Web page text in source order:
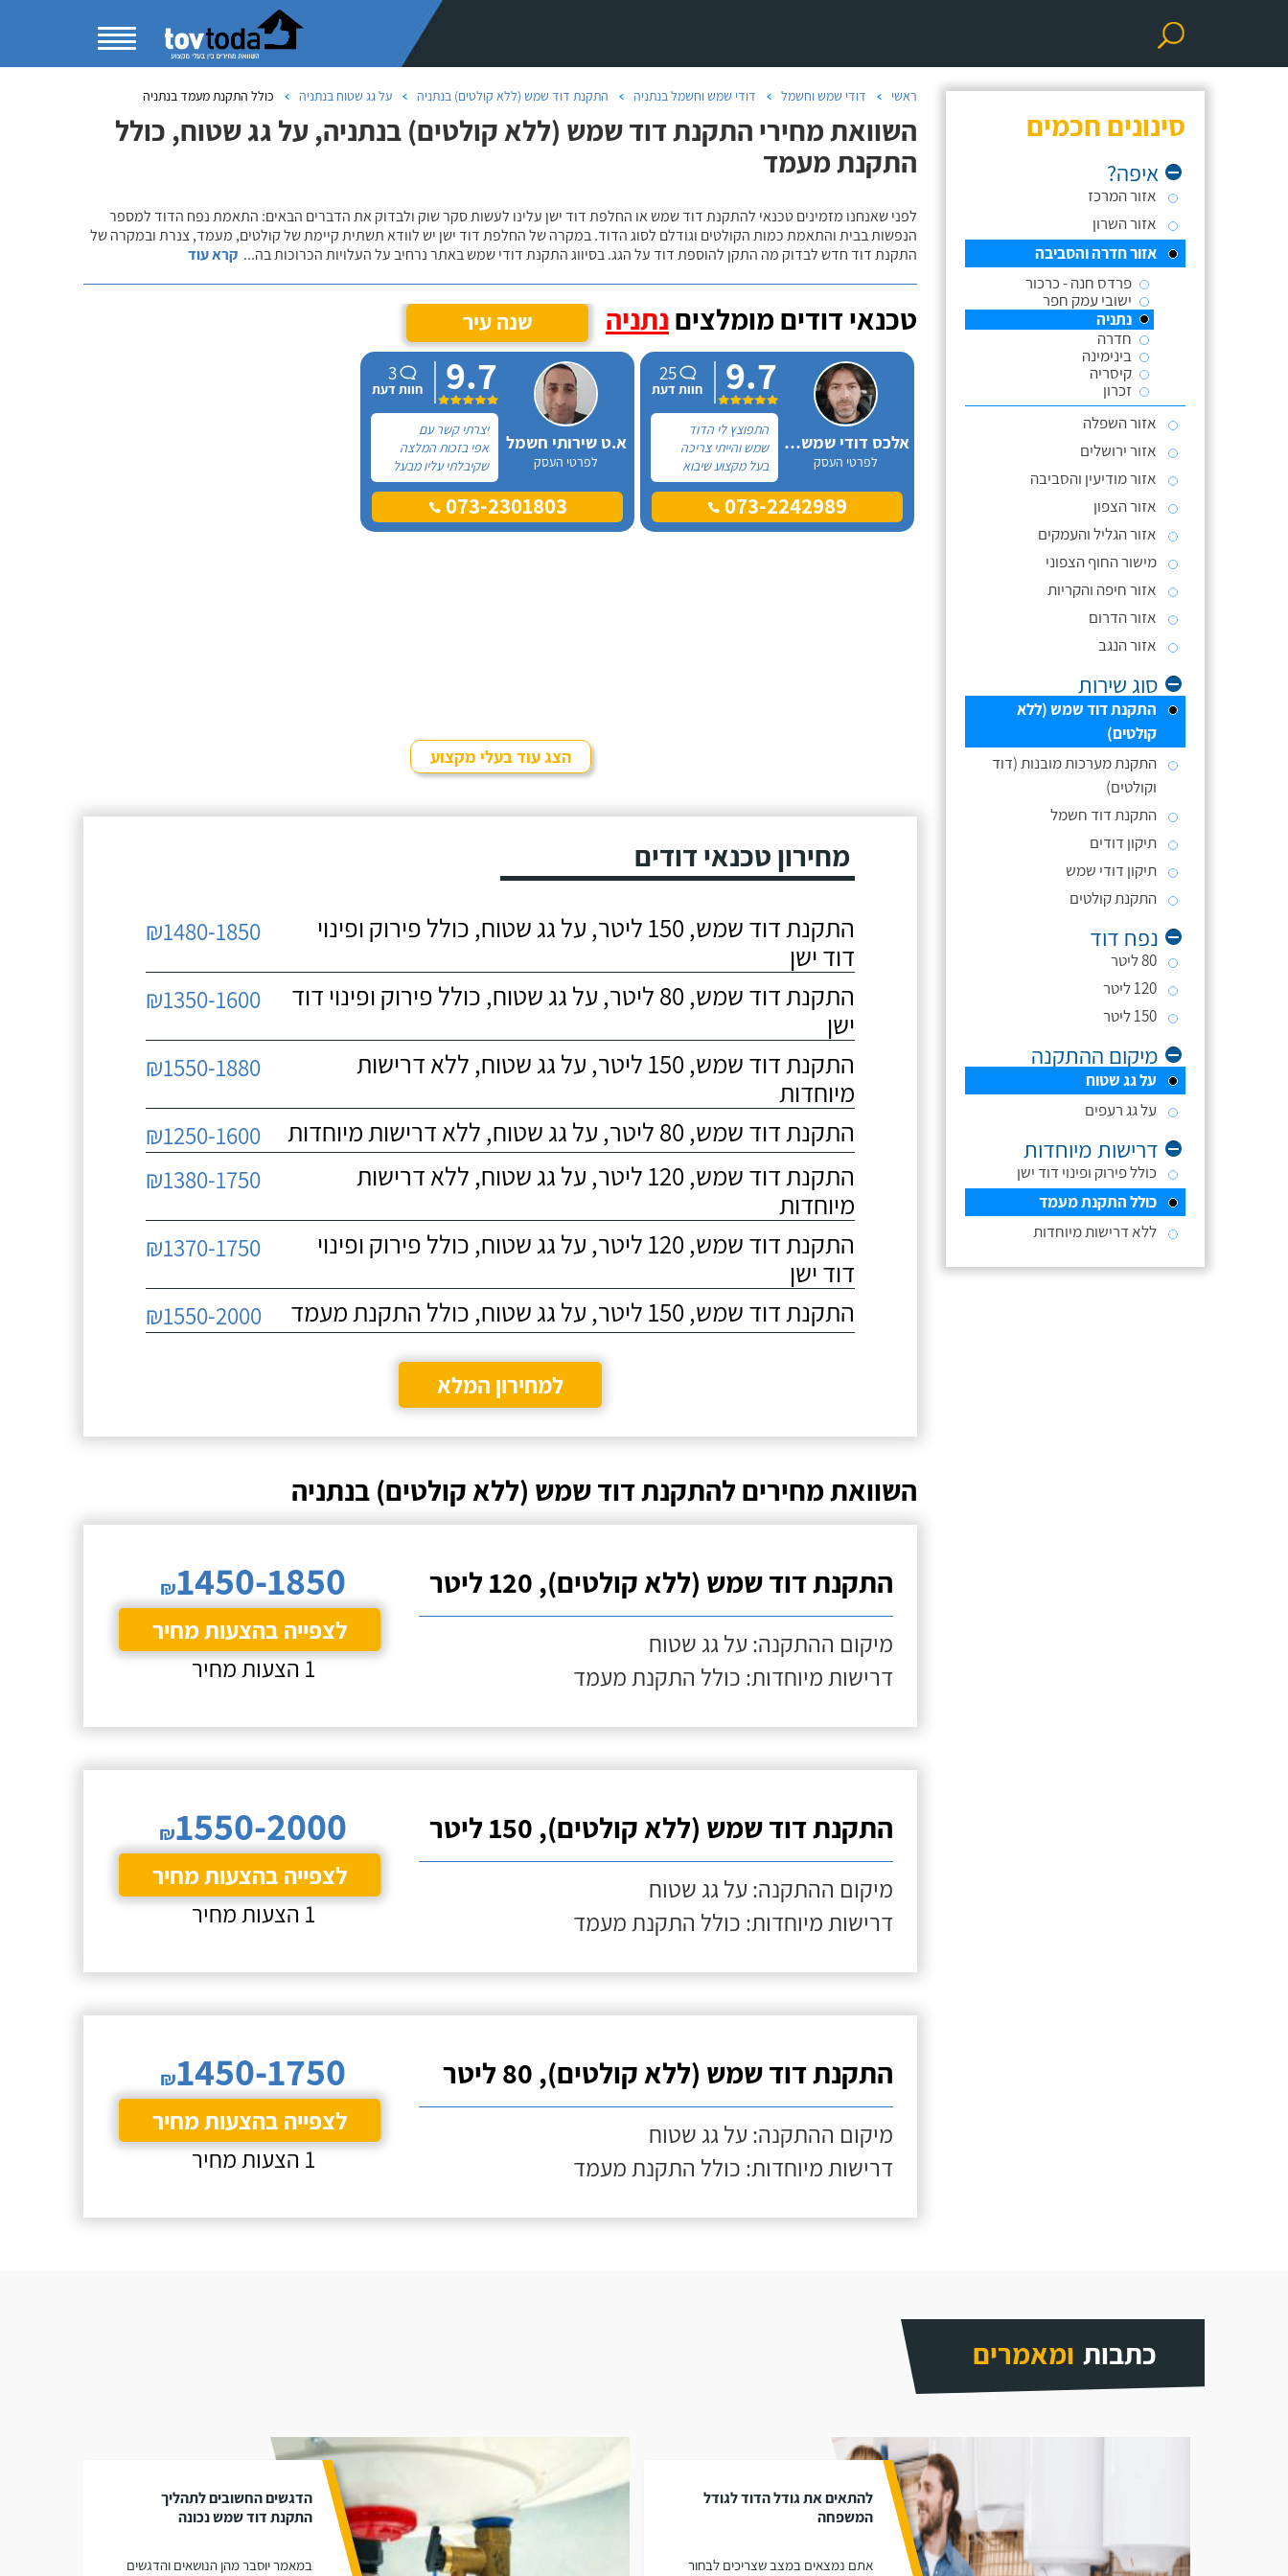
סינונים חכמים
איפה?
אזור המרכז
אזור השרון
אזור חדרה והסביבה
פרדס חנה - כרכור
ישובי עמק חפר
נתניה
חדרה
בינימינה
קיסריה
זכרון
אזור השפלה
אזור ירושלים
אזור מודיעין והסביבה
אזור הצפון
אזור הגליל והעמקים
מישור החוף הצפוני
אזור חיפה והקריות
אזור הדרום
אזור הנגב
סוג שירות
התקנת דוד שמש (ללא
קולטים)
התקנת מערכות מובנות (דוד
וקולטים)
התקנת דוד חשמל
תיקון דודים
תיקון דודי שמש
התקנת קולטים
נפח דוד
80 ליטר
120 ליטר
150 ליטר
מיקום ההתקנה
על גג שטוח
על גג רעפים
דרישות מיוחדות
כולל פירוק ופינוי דוד ישן
כולל התקנת מעמד
ללא דרישות מיוחדות
ראשי דודי שמש וחשמל דודי שמש וחשמל בנתניה התקנת דוד שמש (ללא קולטים) בנתניה על גג שטוח בנתניה כולל התקנת מעמד בנתניה
השוואת מחירי התקנת דוד שמש (ללא קולטים) בנתניה, על גג שטוח, כולל
התקנת מעמד
לפני שאנחנו מזמינים טכנאי להתקנת דוד שמש או החלפת דוד ישן עלינו לעשות סקר שוק ולבדוק את הדברים הבאים: התאמת נפח הדוד למספר
הנפשות בבית והתאמת כמות הקולטים וגודלם לסוג הדוד. במקרה של החלפת דוד ישן יש לוודא תשתית קיימת של קולטים, מעמד, צנרת ובמקרה של
התקנת דוד חדש לבדוק מה התקן להוספת דוד על הגג. בסיווג התקנת דודי שמש באתר נרחיב על העלויות הכרוכות בה... קרא עוד
טכנאי דודים מומלצים נתניה שנה עיר
אלכס דודי שמש וחשמל
לפרטי העסק
9.7
25
חוות דעת
התפוצץ לי הדוד
שמש והייתי צריכה
בעל מקצוע שיבוא
לתקן, כתבתי בגוגל
טכנאי דודים ואז
הגעתי לקבוצה של073-2242989
א.ט שירותי חשמל
לפרטי העסק
9.7
3
חוות דעת
יצרתי קשר עם
אפי בזכות המלצה
שקיבלתי עליו מבעל
מקצוע אחר ובסופו של
דבר, התרשמתי ממנו
לטובה בשיחת הטלפון073-2301803
הצג עוד בעלי מקצוע
מחירון טכנאי דודים
התקנת דוד שמש, 150 ליטר, על גג שטוח, כולל פירוק ופינוי
דוד ישן
₪1480-1850
התקנת דוד שמש, 80 ליטר, על גג שטוח, כולל פירוק ופינוי דוד
ישן
₪1350-1600
התקנת דוד שמש, 150 ליטר, על גג שטוח, ללא דרישות
מיוחדות
₪1550-1880
התקנת דוד שמש, 80 ליטר, על גג שטוח, ללא דרישות מיוחדות ₪1250-1600
התקנת דוד שמש, 120 ליטר, על גג שטוח, ללא דרישות
מיוחדות
₪1380-1750
התקנת דוד שמש, 120 ליטר, על גג שטוח, כולל פירוק ופינוי
דוד ישן
₪1370-1750
התקנת דוד שמש, 150 ליטר, על גג שטוח, כולל התקנת מעמד ₪1550-2000
למחירון המלא
השוואת מחירים להתקנת דוד שמש (ללא קולטים) בנתניה
התקנת דוד שמש (ללא קולטים), 120 ליטר
מיקום ההתקנה: על גג שטוח
דרישות מיוחדות: כולל התקנת מעמד
₪1450-1850
לצפייה בהצעות מחיר
1 הצעות מחיר
התקנת דוד שמש (ללא קולטים), 150 ליטר
מיקום ההתקנה: על גג שטוח
דרישות מיוחדות: כולל התקנת מעמד
₪1550-2000
לצפייה בהצעות מחיר
1 הצעות מחיר
התקנת דוד שמש (ללא קולטים), 80 ליטר
מיקום ההתקנה: על גג שטוח
דרישות מיוחדות: כולל התקנת מעמד
₪1450-1750
לצפייה בהצעות מחיר
1 הצעות מחיר
כתבות ומאמרים
להתאים את גודל הדוד לגודל
המשפחה
אתם נמצאים במצב שצריכים לבחור
הדגשים החשובים לתהליך
התקנת דוד שמש נכונה
במאמר יוסבר מהן הנושאים והדגשים